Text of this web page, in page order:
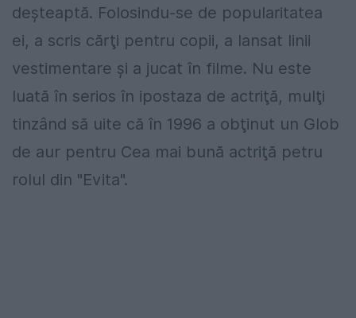
deşteaptă. Folosindu-se de popularitatea
ei, a scris cărţi pentru copii, a lansat linii
vestimentare şi a jucat în filme. Nu este
luată în serios în ipostaza de actriţă, mulţi
tinzând să uite că în 1996 a obţinut un Glob
de aur pentru Cea mai bună actriţă petru
rolul din "Evita".